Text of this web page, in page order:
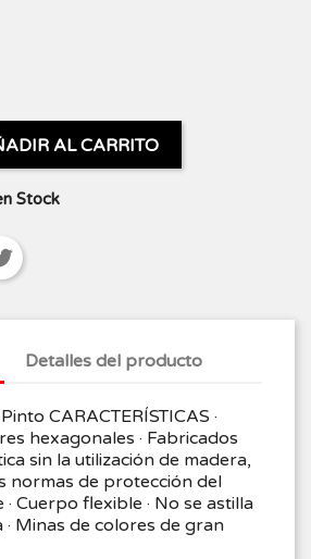
AL CARRITO
Stock
Detalles del producto
CARACTERÍSTICAS ·
hexagonales · Fabricados
sin la utilización de madera,
normas de protección del
Cuerpo flexible · No se astilla
Minas de colores de gran